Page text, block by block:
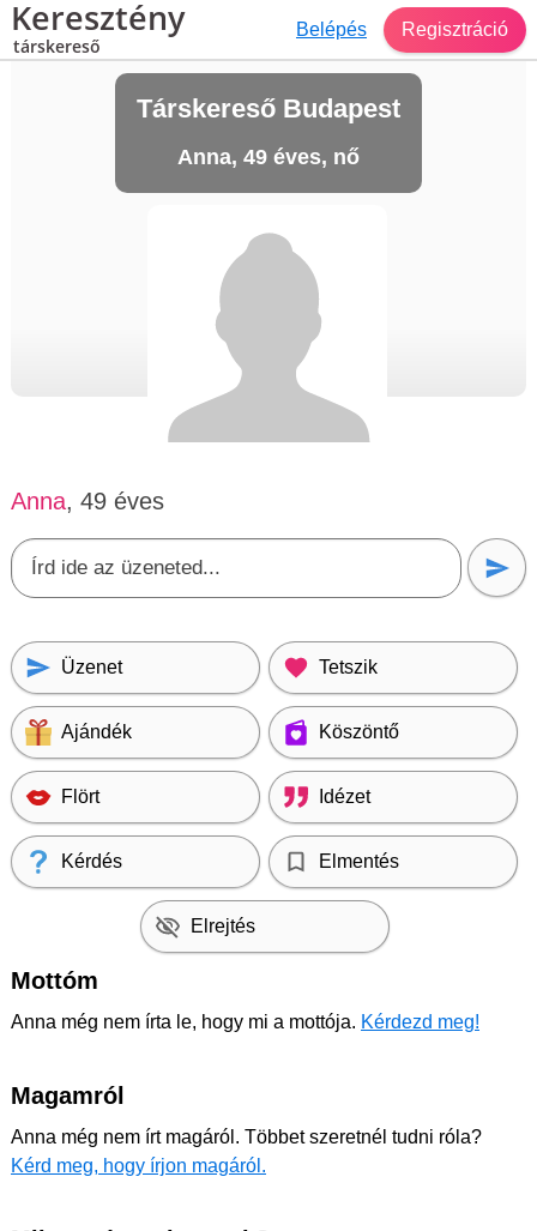
Keresztény
társkereső
Belépés Regisztráció
Társkereső Budapest
Anna, 49 éves, nő
Anna, 49 éves
Üzenet Tetszik
Ajándék Köszöntő
Flört Idézet
Kérdés Elmentés
Elrejtés
Mottóm
Anna még nem írta le, hogy mi a mottója. Kérdezd meg!
Magamról
Anna még nem írt magáról. Többet szeretnél tudni róla?
Kérd meg, hogy írjon magáról.